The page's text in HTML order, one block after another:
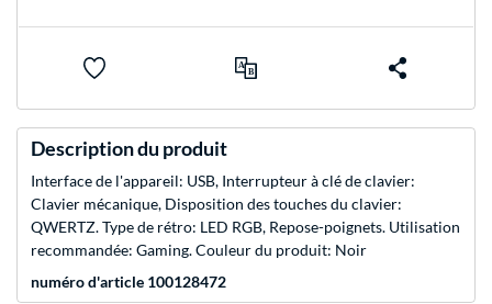
Description du produit
Interface de l'appareil: USB, Interrupteur à clé de clavier:
Clavier mécanique, Disposition des touches du clavier:
QWERTZ. Type de rétro: LED RGB, Repose-poignets. Utilisation
recommandée: Gaming. Couleur du produit: Noir
numéro d'article 100128472